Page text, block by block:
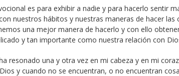
es para exhibir a nadie y para hacerlo sentir
nuestros hábitos y nuestras maneras de hacer las
una mejor manera de hacerlo y con ello
y tan importante como nuestra relación con
resonado una y otra vez en mi cabeza y en mi
y cuando no se encuentran, o no encuentran